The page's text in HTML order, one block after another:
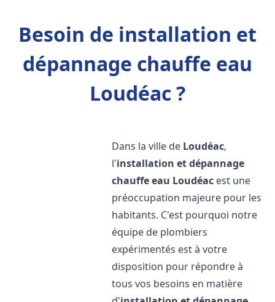
Besoin de installation et
dépannage chauffe eau
Loudéac ?
Dans la ville de Loudéac,
l'installation et dépannage
chauffe eau Loudéac est une
préoccupation majeure pour les
habitants. C'est pourquoi notre
équipe de plombiers
expérimentés est à votre
disposition pour répondre à
tous vos besoins en matière